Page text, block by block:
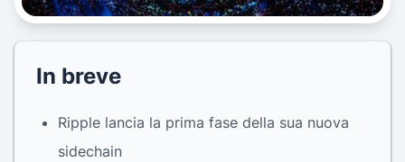
In breve
Ripple lancia la prima fase della sua nuova
sidechain